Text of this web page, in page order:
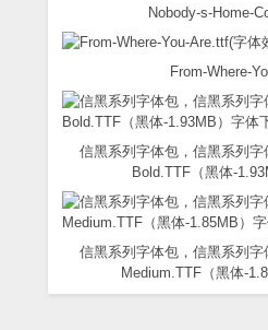
Nobody-s-Home-
From-Where-
信黑系列字体包，信黑系列
Bold.TTF（黑体-
信黑系列字体包，信黑系列
Medium.TTF（黑体-